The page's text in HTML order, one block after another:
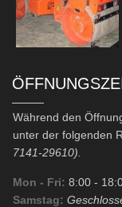
Während den
unter der folgenden
7141-29610).
Mon - Fri: 8:00 -
Samstag: